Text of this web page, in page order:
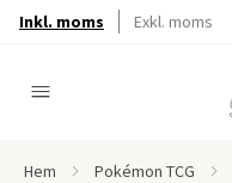
Inkl. moms Exkl. moms
Hem Pokémon TCG